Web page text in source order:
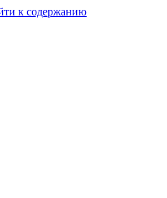
к содержанию